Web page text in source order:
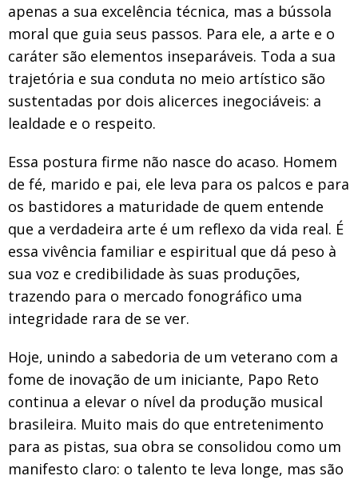
apenas a sua excelência técnica, mas a bússola
moral que guia seus passos. Para ele, a arte e o
caráter são elementos inseparáveis. Toda a sua
trajetória e sua conduta no meio artístico são
sustentadas por dois alicerces inegociáveis: a
lealdade e o respeito.
Essa postura firme não nasce do acaso. Homem
de fé, marido e pai, ele leva para os palcos e para
os bastidores a maturidade de quem entende
que a verdadeira arte é um reflexo da vida real. É
essa vivência familiar e espiritual que dá peso à
sua voz e credibilidade às suas produções,
trazendo para o mercado fonográfico uma
integridade rara de se ver.
Hoje, unindo a sabedoria de um veterano com a
fome de inovação de um iniciante, Papo Reto
continua a elevar o nível da produção musical
brasileira. Muito mais do que entretenimento
para as pistas, sua obra se consolidou como um
manifesto claro: o talento te leva longe, mas são